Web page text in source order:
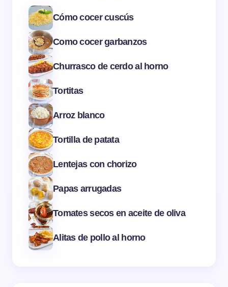
Cómo cocer cuscús
Como cocer garbanzos
Churrasco de cerdo al horno
Tortitas
Arroz blanco
Tortilla de patata
Lentejas con chorizo
Papas arrugadas
Tomates secos en aceite de oliva
Alitas de pollo al horno